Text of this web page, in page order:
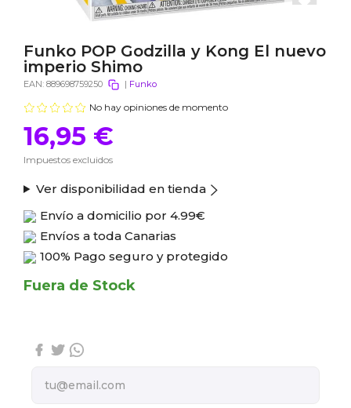
Funko POP Godzilla y Kong El nuevo
imperio Shimo
EAN: 889698759250 | Funko
No hay opiniones de momento
16,95 €
Impuestos excluidos
Ver disponibilidad en tienda
Envío a domicilio por 4.99€
Envíos a toda Canarias
100% Pago seguro y protegido
Fuera de Stock